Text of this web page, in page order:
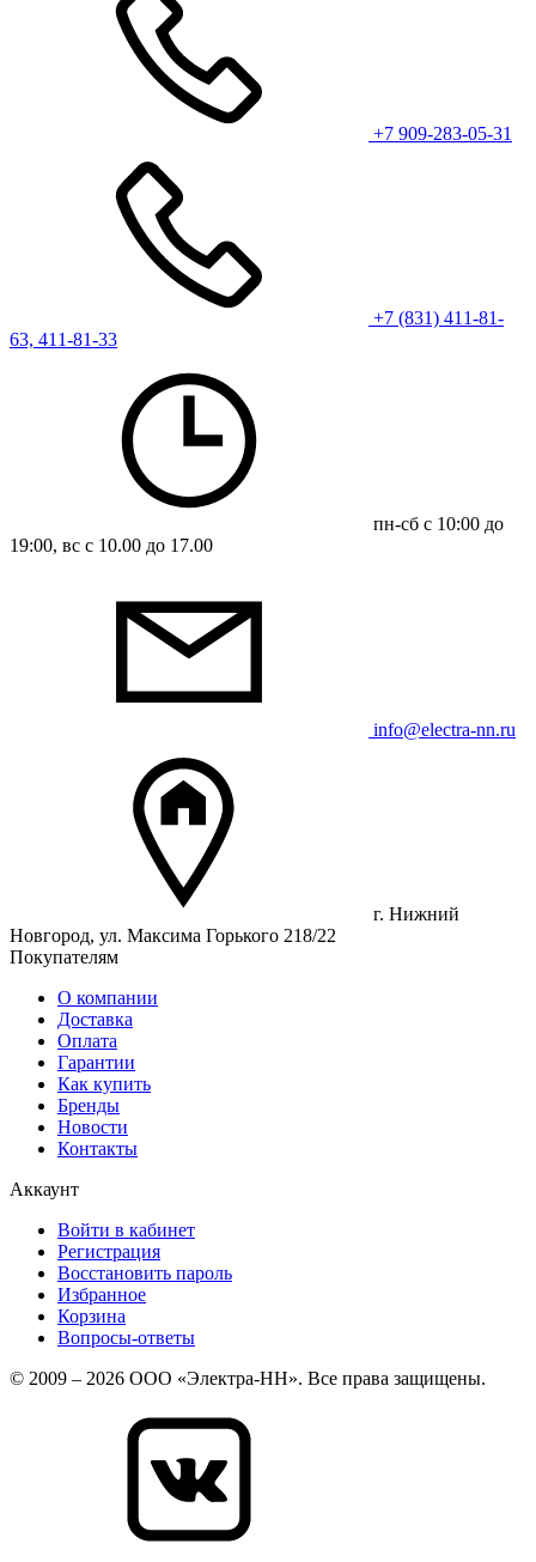
+7 909-283-05-31
+7 (831) 411-81-
63, 411-81-33
пн-сб с 10:00 до
19:00, вс с 10.00 до 17.00
info@electra-nn.ru
г. Нижний
Новгород, ул. Максима Горького 218/22
Покупателям
О компании
Доставка
Оплата
Гарантии
Как купить
Бренды
Новости
Контакты
Аккаунт
Войти в кабинет
Регистрация
Восстановить пароль
Избранное
Корзина
Вопросы-ответы
© 2009 – 2026 ООО «Электра-НН». Все права защищены.